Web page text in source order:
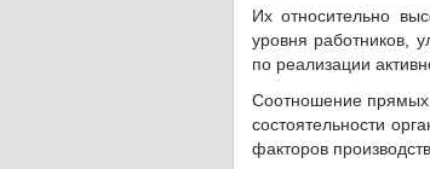
Их относительно
уровня работников,
по реализации
Соотношение прямых
состоятельности
факторов